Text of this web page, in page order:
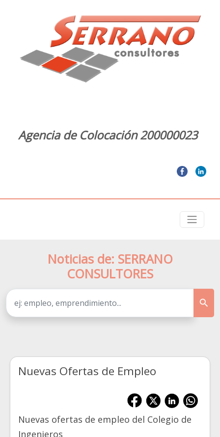
Agencia de Colocación 200000023
Noticias de: SERRANO
CONSULTORES
Nuevas Ofertas de Empleo
Nuevas ofertas de empleo del Colegio de
Ingenieros